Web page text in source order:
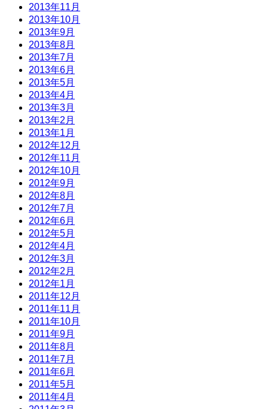
2013年11月
2013年10月
2013年9月
2013年8月
2013年7月
2013年6月
2013年5月
2013年4月
2013年3月
2013年2月
2013年1月
2012年12月
2012年11月
2012年10月
2012年9月
2012年8月
2012年7月
2012年6月
2012年5月
2012年4月
2012年3月
2012年2月
2012年1月
2011年12月
2011年11月
2011年10月
2011年9月
2011年8月
2011年7月
2011年6月
2011年5月
2011年4月